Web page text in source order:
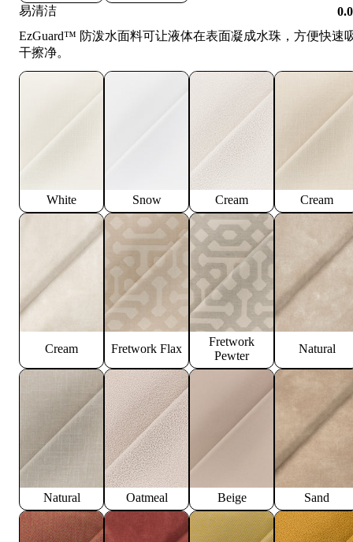
易清洁
EzGuard™️ 防泼水面料可让液体在表面凝成水珠，方便快速
干擦净。
White Snow Cream Cream
Cream Fretwork Flax
Fretwork
Pewter
Natural
Natural Oatmeal Beige Sand